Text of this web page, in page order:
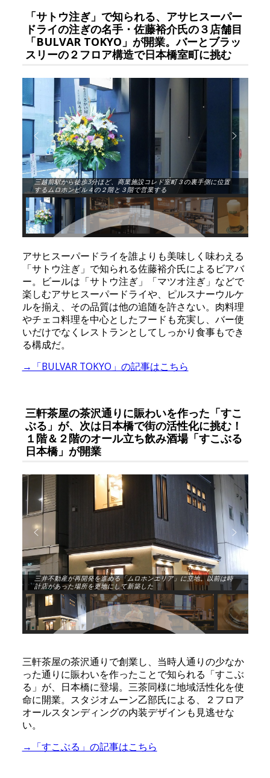
「サトウ注ぎ」で知られる、アサヒスーパー
ドライの注ぎの名手・佐藤裕介氏の３店舗目
「BULVAR TOKYO」が開業。バーとブラッ
スリーの２フロア構造で日本橋室町に挑む
三越前駅から徒歩3分ほど、商業施設コレド室町３の裏手側に位置
するムロホンビル４の２階と３階で営業する
アサヒスーパードライを誰よりも美味しく味わえる
「サトウ注ぎ」で知られる佐藤裕介氏によるビアバ
ー。ビールは「サトウ注ぎ」「マツオ注ぎ」などで
楽しむアサヒスーパードライや、ピルスナーウルケ
ルを揃え、その品質は他の追随を許さない。肉料理
やチェコ料理を中心としたフードも充実し、バー使
いだけでなくレストランとしてしっかり食事もでき
る構成だ。
→「BULVAR TOKYO」の記事はこちら
三軒茶屋の茶沢通りに賑わいを作った「すこ
ぶる」が、次は日本橋で街の活性化に挑む！
１階＆２階のオール立ち飲み酒場「すこぶる
日本橋」が開業
三井不動産が再開発を進める「ムロホンエリア」に立地。以前は時
計店があった場所を更地にして新築した
三軒茶屋の茶沢通りで創業し、当時人通りの少なか
った通りに賑わいを作ったことで知られる「すこぶ
る」が、日本橋に登場。三茶同様に地域活性化を使
命に開業。スタジオムーン乙部氏による、２フロア
オールスタンディングの内装デザインも見逃せな
い。
→「すこぶる」の記事はこちら